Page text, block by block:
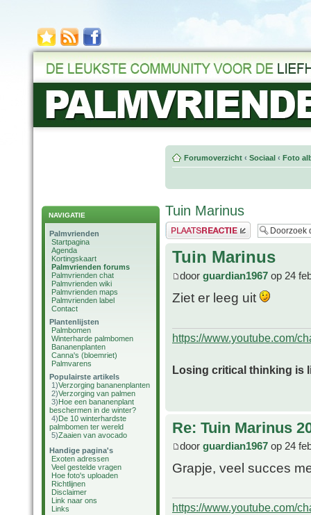
NAVIGATIE
Palmvrienden
Startpagina
Agenda
Kortingskaart
Palmvrienden forums
Palmvrienden chat
Palmvrienden wiki
Palmvrienden maps
Palmvrienden label
Contact
Plantenlijsten
Palmbomen
Winterharde palmbomen
Bananenplanten
Canna's (bloemriet)
Palmvarens
Populairste artikels
1)Verzorging bananenplanten
2)Verzorging van palmen
3)Hoe een bananenplant
beschermen in de winter?
4)De 10 winterhardste
palmbomen ter wereld
5)Zaaien van avocado
Handige pagina's
Exoten adressen
Veel gestelde vragen
Hoe foto's uploaden
Richtlijnen
Disclaimer
Link naar ons
Links
Forumoverzicht ‹ Sociaal ‹ Foto
Tuin Marinus
Plaats een reactie
Tuin Marinus
door guardian1967 op 24
Ziet er leeg uit
https://www.youtube.com/
Losing critical thinking is
Re: Tuin Marinus
door guardian1967 op 24
Grapje, veel succes
https://www.youtube.com/